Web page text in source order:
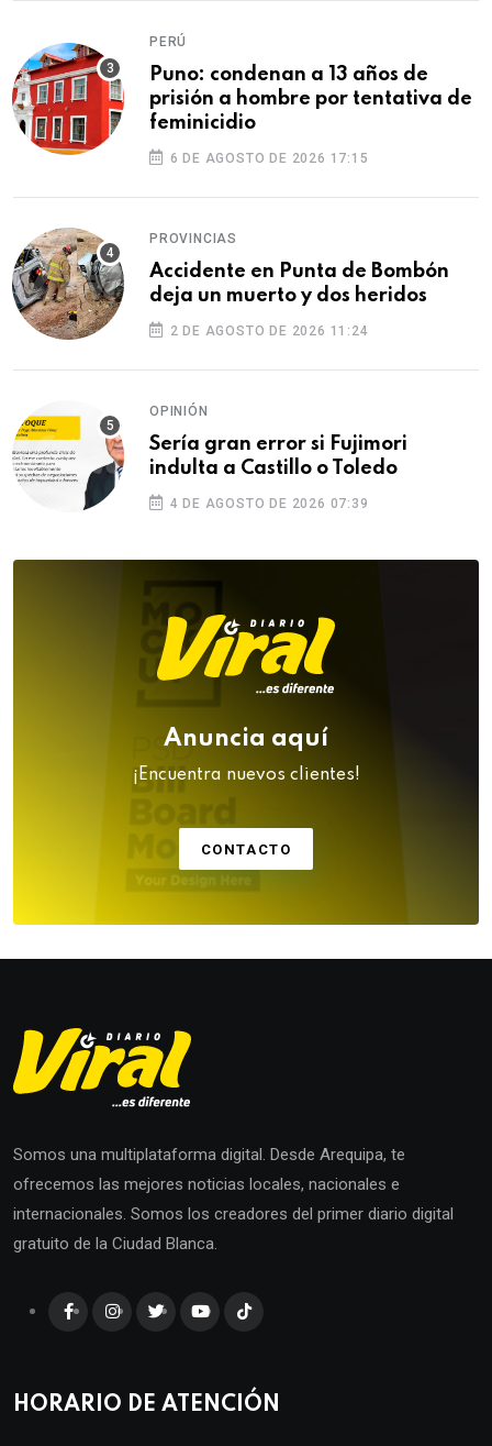
PERÚ
Puno: condenan a 13 años de
prisión a hombre por tentativa de
feminicidio
6 DE AGOSTO DE 2026 17:15
PROVINCIAS
Accidente en Punta de Bombón
deja un muerto y dos heridos
2 DE AGOSTO DE 2026 11:24
OPINIÓN
Sería gran error si Fujimori
indulta a Castillo o Toledo
4 DE AGOSTO DE 2026 07:39
Anuncia aquí
¡Encuentra nuevos clientes!
CONTACTO
Somos una multiplataforma digital. Desde Arequipa, te
ofrecemos las mejores noticias locales, nacionales e
internacionales. Somos los creadores del primer diario digital
gratuito de la Ciudad Blanca.
HORARIO DE ATENCIÓN